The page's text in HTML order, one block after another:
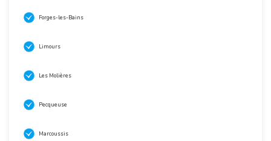
Forges-les-Bains
Limours
Les Molières
Pecqueuse
Marcoussis